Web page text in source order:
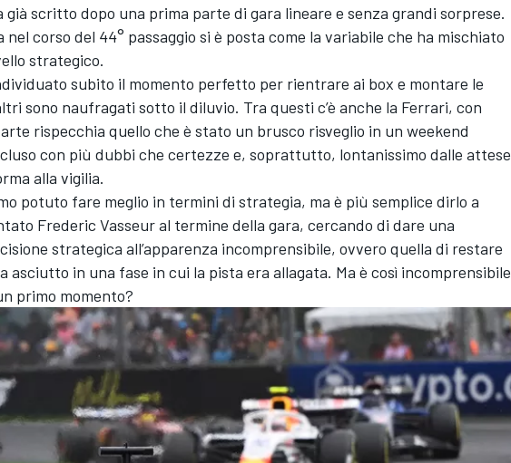
già scritto dopo una prima parte di gara lineare e senza grandi sorprese.
corso del 44° passaggio si è posta come la variabile che ha mischiato
strategico.
subito il momento perfetto per rientrare ai box e montare le
sono naufragati sotto il diluvio. Tra questi c’è anche la Ferrari, con
rispecchia quello che è stato un brusco risveglio in un weekend
con più dubbi che certezze e, soprattutto, lontanissimo dalle attese
alla vigilia.
potuto fare meglio in termini di strategia, ma è più semplice dirlo a
Frederic Vasseur al termine della gara, cercando di dare una
strategica all’apparenza incomprensibile, ovvero quella di restare
asciutto in una fase in cui la pista era allagata. Ma è così incomprensibile
primo momento?